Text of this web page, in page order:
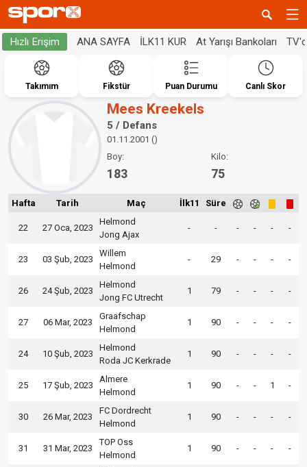
Hızlı Erişim ANA SAYFA İLK11 KUR At Yarışı Bankoları
Takımım Fikstür Puan Durumu Canlı Skor
Mees Kreekels
5 / Defans
01.11.2001 ()
Boy:
183
Kilo:
75
Hafta Tarih Maç İlk11 Süre
22 27 Oca, 2023
Helmond
Jong Ajax
- - - - - -
23 03 Şub, 2023
Willem
Helmond
- 29 - - - -
26 24 Şub, 2023
Helmond
Jong FC Utrecht
1 79 - - - -
27 06 Mar, 2023
Graafschap
Helmond
1 90 - - - -
24 10 Şub, 2023
Helmond
Roda JC Kerkrade
1 90 - - - -
25 17 Şub, 2023
Almere
Helmond
1 90 - - 1 -
30 26 Mar, 2023
FC Dordrecht
Helmond
1 90 - - - -
31 31 Mar, 2023
TOP Oss
Helmond
1 90 - - - -